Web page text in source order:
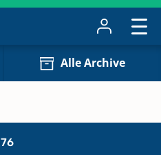
Alle Archive